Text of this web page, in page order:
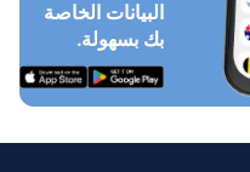
البيانات الخاصة
بك بسهولة.